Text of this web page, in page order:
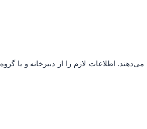
اطلاعات لازم را از دبیرخانه و یا گروه